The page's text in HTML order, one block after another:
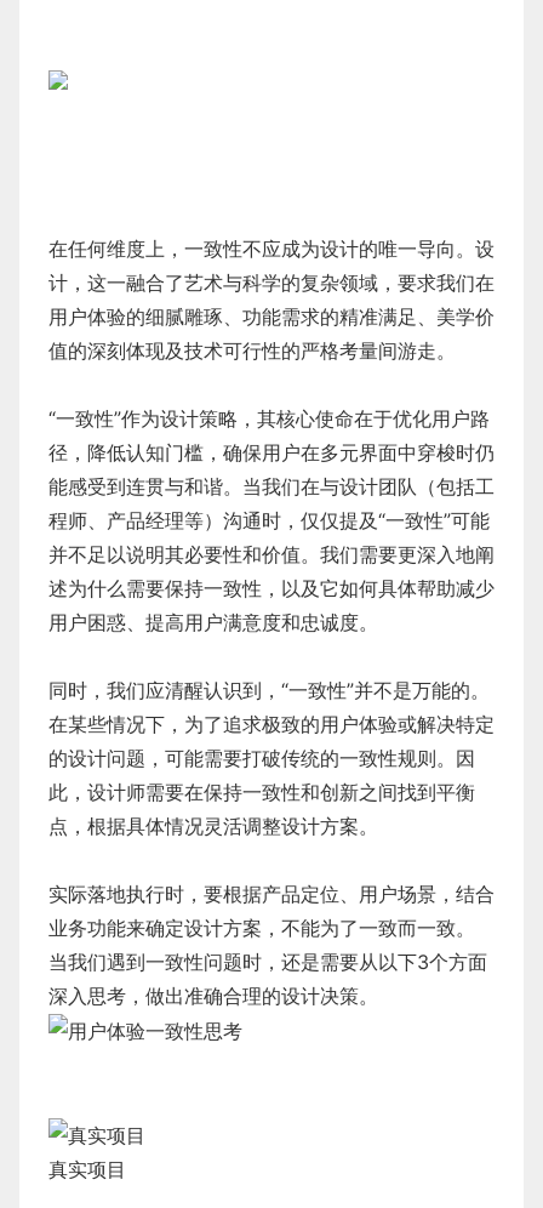
在任何维度上，一致性不应成为设计的唯一导向。设
计，这一融合了艺术与科学的复杂领域，要求我们在
用户体验的细腻雕琢、功能需求的精准满足、美学价
值的深刻体现及技术可行性的严格考量间游走。
“一致性”作为设计策略，其核心使命在于优化用户路
径，降低认知门槛，确保用户在多元界面中穿梭时仍
能感受到连贯与和谐。当我们在与设计团队（包括工
程师、产品经理等）沟通时，仅仅提及“一致性”可能
并不足以说明其必要性和价值。我们需要更深入地阐
述为什么需要保持一致性，以及它如何具体帮助减少
用户困惑、提高用户满意度和忠诚度。
同时，我们应清醒认识到，“一致性”并不是万能的。
在某些情况下，为了追求极致的用户体验或解决特定
的设计问题，可能需要打破传统的一致性规则。因
此，设计师需要在保持一致性和创新之间找到平衡
点，根据具体情况灵活调整设计方案。
实际落地执行时，要根据产品定位、用户场景，结合
业务功能来确定设计方案，不能为了一致而一致。
当我们遇到一致性问题时，还是需要从以下3个方面
深入思考，做出准确合理的设计决策。
真实项目